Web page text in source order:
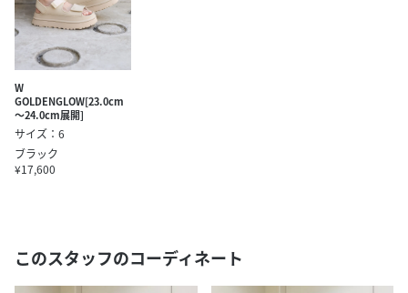
W
GOLDENGLOW[23.0cm
～24.0cm展開]
サイズ：6
ブラック
¥17,600
このスタッフのコーディネート